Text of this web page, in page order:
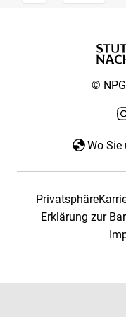
©
Wo Sie
Privatsphäre
Erklärung zur